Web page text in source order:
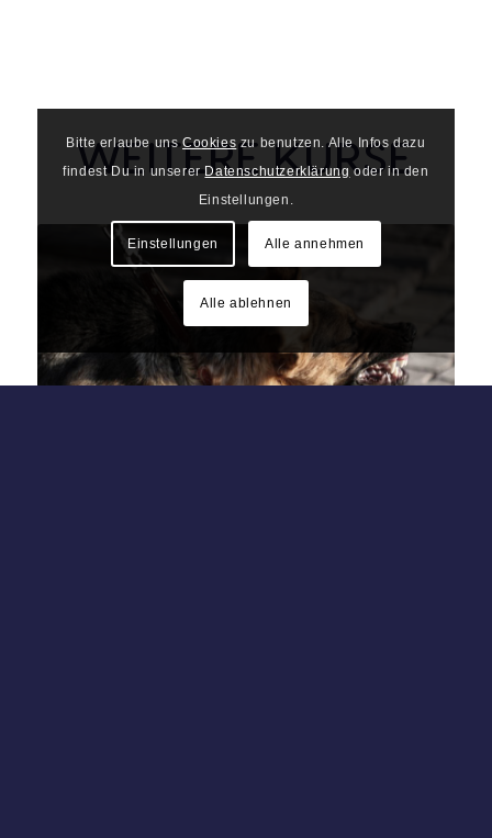
WEITERE KURSE
Bitte erlaube unsCookieszu benutzen. Alle Infos dazu
findest Du in unsererDatenschutzerklärungoder in den
Einstellungen.
Einstellungen Alle annehmen
Alle ablehnen